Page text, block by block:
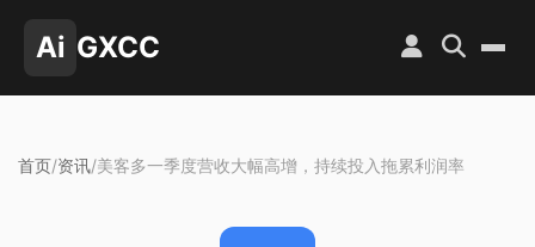
Ai GXCC
首页/资讯/美客多一季度营收大幅高增，持续投入拖累利润率